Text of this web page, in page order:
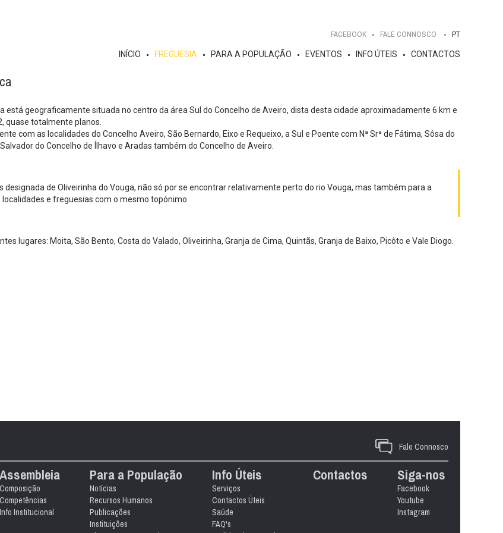
FACEBOOK FALE CONNOSCO PT
INÍCIO FREGUESIA PARA A POPULAÇÃO EVENTOS INFO ÚTEIS CONTACTOS
está geograficamente situada no centro da área Sul do Concelho de Aveiro, dista desta cidade aproximadamente 6 km e
quase totalmente planos.
com as localidades do Concelho Aveiro, São Bernardo, Eixo e Requeixo, a Sul e Poente com Nª Srª de Fátima, Sôsa do
do Concelho de Ílhavo e Aradas também do Concelho de Aveiro.
designada de Oliveirinha do Vouga, não só por se encontrar relativamente perto do rio Vouga, mas também para a
e freguesias com o mesmo topónimo.
lugares: Moita, São Bento, Costa do Valado, Oliveirinha, Granja de Cima, Quintãs, Granja de Baixo, Picôto e Vale Diogo.
Fale Connosco
Assembleia
Composição
Competências
Info Institucional
Para a População
Notícias
Recursos Humanos
Publicações
Instituições
Info Úteis
Serviços
Contactos Úteis
Saúde
FAQ's
Contactos Siga-nos
Facebook
Youtube
Instagram